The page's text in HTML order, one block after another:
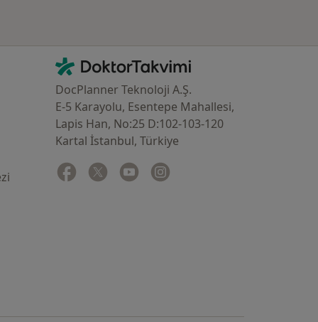
İletişim
DoktorTakvimi - Ana Sayfa
DocPlanner Teknoloji A.Ş.
E-5 Karayolu, Esentepe Mahallesi,
Lapis Han, No:25 D:102-103-120
Kartal İstanbul, Türkiye
Facebook
yeni bir sekmede açılır
Twitter
yeni bir sekmede açılır
Youtube
yeni bir sekmede açılır